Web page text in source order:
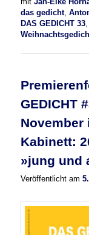
das gedicht,
DAS GEDICHT 33
GEDICHT
November
Kabinett:
»jung und
Veröffentlicht am